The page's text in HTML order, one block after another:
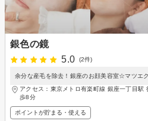
銀色の鏡
5.0
(2件)
余分な産毛を除去！銀座のお顔美容室☆マツエ
アクセス：東京メトロ有楽町線 銀座一丁目
歩8分
ポイントが貯まる・使える